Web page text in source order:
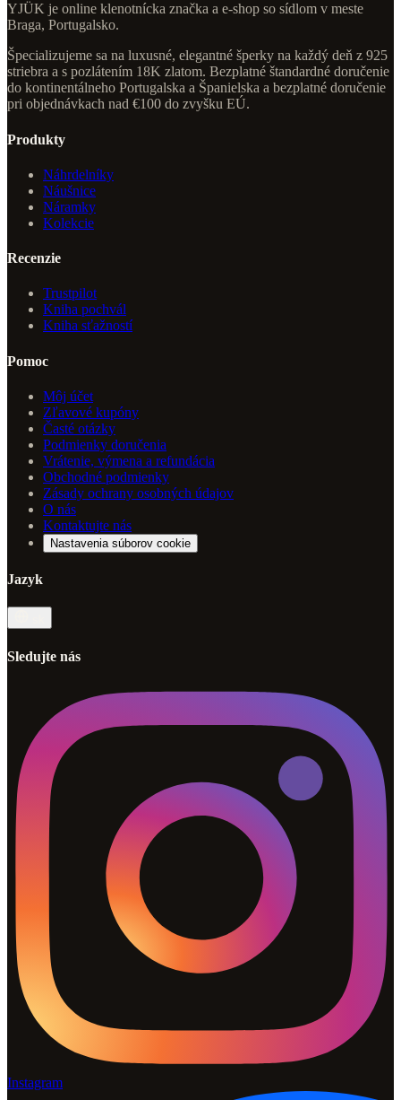
YJÜK je online klenotnícka značka a e-shop so sídlom v meste
Braga, Portugalsko.
Špecializujeme sa na luxusné, elegantné šperky na každý deň z 925
striebra a s pozlátením 18K zlatom. Bezplatné štandardné doručenie
do kontinentálneho Portugalska a Španielska a bezplatné doručenie
pri objednávkach nad €100 do zvyšku EÚ.
Produkty
Náhrdelníky
Náušnice
Náramky
Kolekcie
Recenzie
Trustpilot
Kniha pochvál
Kniha sťažností
Pomoc
Môj účet
Zľavové kupóny
Časté otázky
Podmienky doručenia
Vrátenie, výmena a refundácia
Obchodné podmienky
Zásady ochrany osobných údajov
O nás
Kontaktujte nás
Nastavenia súborov cookie
Jazyk
Sledujte nás
Instagram